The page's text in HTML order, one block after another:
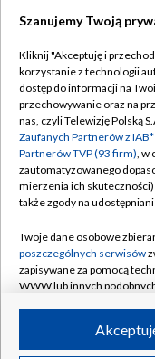
Abonament TVP
Emisja w TVP
Centrum informacji
Naziemna
Rada Programowa
System NOS
Informacje o
Program dla prasy
Szanujemy Twoją
Kliknij "Akceptuję i
korzystanie z technologii
dostęp do informacji na
przechowywanie oraz na
nas, czyli Telewizję Polską
Zaufanych Partnerów z
Partnerów TVP (93 firm), w
zautomatyzowanego
mierzenia ich
także zgody na
Twoje dane osobowe
poszczególnych serwisów
zapisywane za pomocą
WWW lub innych
ruchu w Internecie.